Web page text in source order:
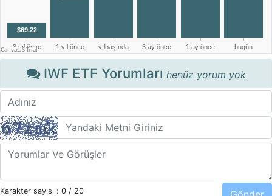
IWF ETF Yorumları henüz yorum yok
Karakter sayısı : 0 / 20